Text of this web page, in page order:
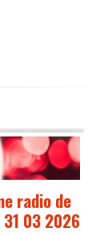
radio de
31 03 2026